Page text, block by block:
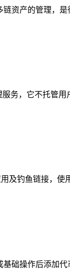
资产的管理，是
务，它不托管用
及钓鱼链接，使
础操作后添加代